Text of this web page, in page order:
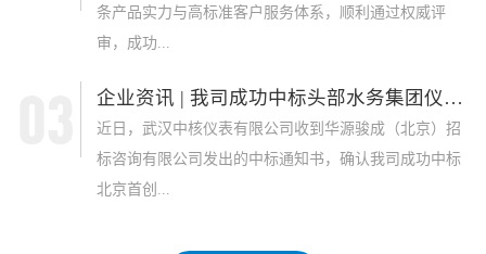
条产品实力与高标准客户服务体系，顺利通过权威评
审，成功...
企业资讯 | 我司成功中标头部水务集团仪表采...
近日，武汉中核仪表有限公司收到华源骏成（北京）招
标咨询有限公司发出的中标通知书，确认我司成功中标
北京首创...